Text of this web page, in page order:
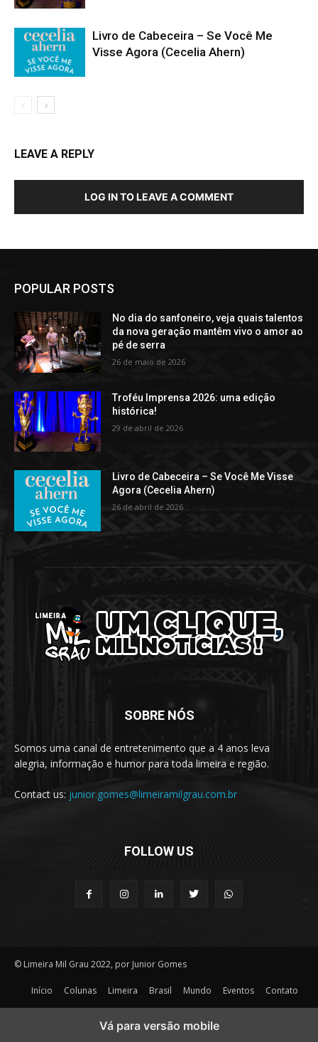
Livro de Cabeceira – Se Você Me
Visse Agora (Cecelia Ahern)
LEAVE A REPLY
LOG IN TO LEAVE A COMMENT
POPULAR POSTS
No dia do sanfoneiro, veja quais talentos
da nova geração mantêm vivo o amor ao
pé de serra
26 de maio de 2026
Troféu Imprensa 2026: uma edição
histórica!
29 de abril de 2026
Livro de Cabeceira – Se Você Me Visse
Agora (Cecelia Ahern)
26 de abril de 2026
SOBRE NÓS
Somos uma canal de entretenimento que a 4 anos leva
alegria, informação e humor para toda limeira e região.
Contact us: junior.gomes@limeiramilgrau.com.br
FOLLOW US
© Limeira Mil Grau 2022, por Junior Gomes
Início Colunas Limeira Brasil Mundo Eventos Contato
Vá para versão mobile